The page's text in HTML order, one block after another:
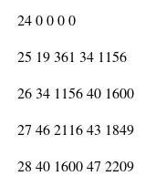
24 0 0 0 0
25 19 361 34 1156
26 34 1156 40 1600
27 46 2116 43 1849
28 40 1600 47 2209